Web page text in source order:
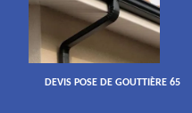
DEVIS POSE DE GOUTTIÈRE 65